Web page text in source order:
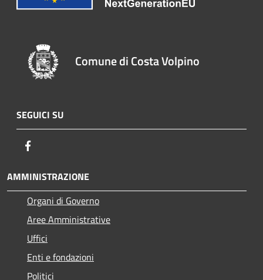
Comune di Costa Volpino
SEGUICI SU
AMMINISTRAZIONE
Organi di Governo
Aree Amministrative
Uffici
Enti e fondazioni
Politici